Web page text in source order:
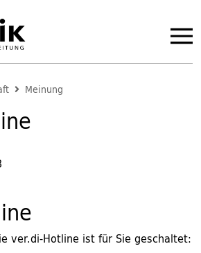
Meinung
ver.di-Hotline ist für Sie geschaltet: